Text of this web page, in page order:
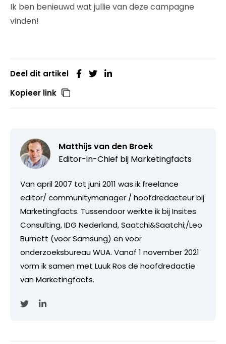
Ik ben benieuwd wat jullie van deze campagne
vinden!
Deel dit artikel
Kopieer link
Matthijs van den Broek
Editor-in-Chief bij Marketingfacts
Van april 2007 tot juni 2011 was ik freelance
editor/ communitymanager / hoofdredacteur bij
Marketingfacts. Tussendoor werkte ik bij Insites
Consulting, IDG Nederland, Saatchi&Saatchi;/Leo
Burnett (voor Samsung) en voor
onderzoeksbureau WUA. Vanaf 1 november 2021
vorm ik samen met Luuk Ros de hoofdredactie
van Marketingfacts.